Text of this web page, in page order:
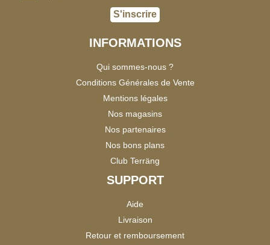
S'inscrire
INFORMATIONS
Qui sommes-nous ?
Conditions Générales de Vente
Mentions légales
Nos magasins
Nos partenaires
Nos bons plans
Club Terräng
SUPPORT
Aide
Livraison
Retour et remboursement